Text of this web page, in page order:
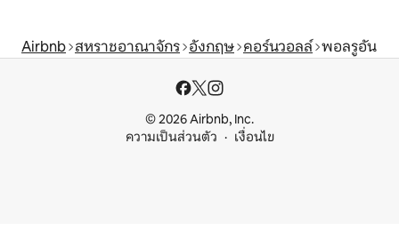
Airbnb สหราชอาณาจักร อังกฤษ คอร์นวอลล์ พอลรูอัน
© 2026 Airbnb, Inc.
ความเป็นส่วนตัว
เงื่อนไข